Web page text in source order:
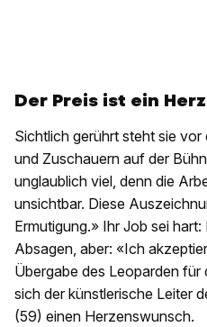
Der Preis ist ein
Sichtlich gerührt steht sie
und Zuschauern auf der
unglaublich viel, denn die
unsichtbar. Diese
Ermutigung.» Ihr Job sei
Absagen, aber: «Ich
Übergabe des Leoparden
sich der künstlerische Leiter
(59) einen Herzenswunsch.